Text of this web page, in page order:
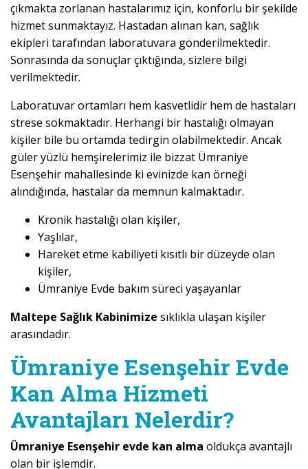
çıkmakta zorlanan hastalarımız için, konforlu bir şekilde
hizmet sunmaktayız. Hastadan alınan kan, sağlık
ekipleri tarafından laboratuvara gönderilmektedir.
Sonrasında da sonuçlar çıktığında, sizlere bilgi
verilmektedir.
Laboratuvar ortamları hem kasvetlidir hem de hastaları
strese sokmaktadır. Herhangi bir hastalığı olmayan
kişiler bile bu ortamda tedirgin olabilmektedir. Ancak
güler yüzlü hemşirelerimiz ile bizzat Ümraniye
Esenşehir mahallesinde ki evinizde kan örneği
alındığında, hastalar da memnun kalmaktadır.
Kronik hastalığı olan kişiler,
Yaşlılar,
Hareket etme kabiliyeti kısıtlı bir düzeyde olan
kişiler,
Ümraniye Evde bakım süreci yaşayanlar
Maltepe Sağlık Kabinimize sıklıkla ulaşan kişiler
arasındadır.
Ümraniye Esenşehir Evde
Kan Alma Hizmeti
Avantajları Nelerdir?
Ümraniye Esenşehir evde kan alma oldukça avantajlı
olan bir işlemdir.